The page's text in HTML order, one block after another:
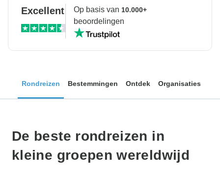
Excellent Op basis van 10.000+
beoordelingen
Rondreizen Bestemmingen Ontdek Organisaties
De beste rondreizen in
kleine groepen wereldwijd